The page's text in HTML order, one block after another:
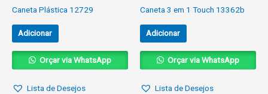
Caneta Plástica 12729
Adicionar
Orçar via WhatsApp
Lista de Desejos
Caneta 3 em 1 Touch 13362b
Adicionar
Orçar via WhatsApp
Lista de Desejos